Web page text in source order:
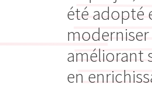
été adopté
améliorant
en